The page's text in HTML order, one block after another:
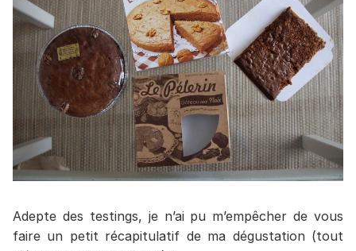
Adepte des testings, je n’ai pu m’empêcher de vous
faire un petit récapitulatif de ma dégustation (tout